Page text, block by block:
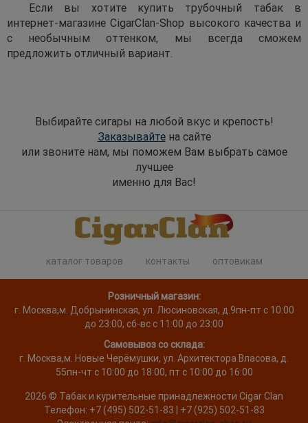
Если вы хотите купить трубочный табак в
интернет-магазине CigarClan-Shop высокого качества и
с необычным оттенком, мы всегда сможем
предложить отличный вариант.
Выбирайте сигары на любой вкус и крепость!
Заказывайтена сайте
или звоните нам, мы поможем Вам выбрать самое
лучшее
именно для Вас!
каталог товаров контакты оптовикам
Розничный магазин:
г. Москва,м. Добрынинская, ул. Люсиновская, д.9пн-пт с 10:00
до 23:00, сб-вс с 11:00 до 23:00
Самовывоз со склада:
г. Москва,м. Новые Черёмушки, ул. Архитектора Власова, д.
55пн-чт с 10:00 до 18:00, пт с 10:00 до 16:00
2026 © Табак и курительные принадлежности Cigar Clan
Телефон: +7 (495) 502-51-83 | +7 (925) 502-51-83